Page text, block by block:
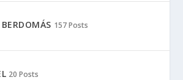
157 Posts
20 Posts